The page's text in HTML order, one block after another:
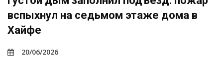
вспыхнул на седьмом этаже дома в
Хайфе
20/06/2026